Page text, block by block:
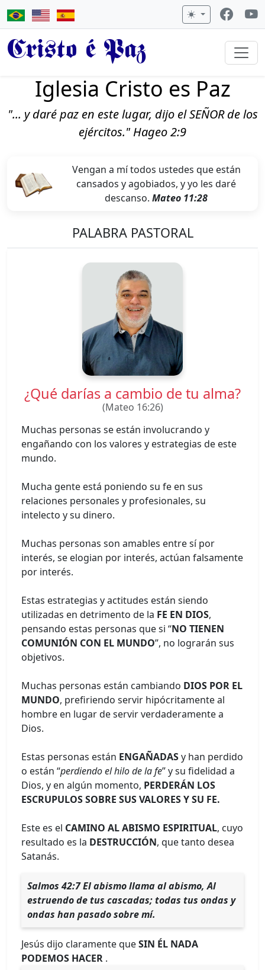
Cristo é Paz
Iglesia Cristo es Paz
"... y daré paz en este lugar, dijo el SEÑOR de los
ejércitos." Hageo 2:9
Vengan a mí todos ustedes que están
cansados y agobiados, y yo les daré
descanso. Mateo 11:28
PALABRA PASTORAL
¿Qué darías a cambio de tu alma?
(Mateo 16:26)
Muchas personas se están involucrando y
engañando con los valores y estrategias de este
mundo.
Mucha gente está poniendo su fe en sus
relaciones personales y profesionales, su
intelecto y su dinero.
Muchas personas son amables entre sí por
interés, se elogian por interés, actúan falsamente
por interés.
Estas estrategias y actitudes están siendo
utilizadas en detrimento de la FE EN DIOS,
pensando estas personas que si “NO TIENEN
COMUNIÓN CON EL MUNDO”, no lograrán sus
objetivos.
Muchas personas están cambiando DIOS POR EL
MUNDO, prefiriendo servir hipócritamente al
hombre en lugar de servir verdaderamente a
Dios.
Estas personas están ENGAÑADASy han perdido
o están “perdiendo el hilo de la fe” y su fidelidad a
Dios, y en algún momento, PERDERÁN LOS
ESCRUPULOS SOBRE SUS VALORES Y SU FE.
Este es el CAMINO AL ABISMO ESPIRITUAL, cuyo
resultado es la DESTRUCCIÓN, que tanto desea
Satanás.
Salmos 42:7 El abismo llama al abismo, Al
estruendo de tus cascadas; todas tus ondas y
ondas han pasado sobre mí.
Jesús dijo claramente queSIN ÉL NADA
PODEMOS HACER .